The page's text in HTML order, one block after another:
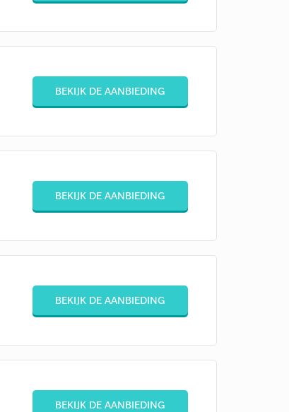
BEKIJK DE AANBIEDING
BEKIJK DE AANBIEDING
BEKIJK DE AANBIEDING
BEKIJK DE AANBIEDING